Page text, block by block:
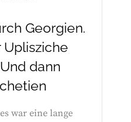
Georgien.
Uplisziche
dann
war eine lange